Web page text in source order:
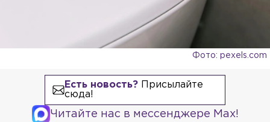
Фото: pexels.com
Есть новость?Присылайте
сюда!
Читайте нас в мессенджере Max!